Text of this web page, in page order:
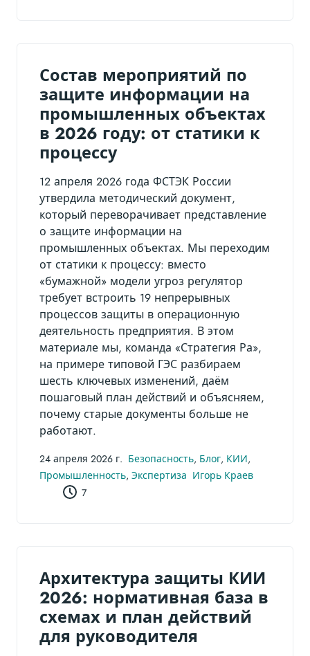
Состав мероприятий по
защите информации на
промышленных объектах
в 2026 году: от статики к
процессу
12 апреля 2026 года ФСТЭК России
утвердила методический документ,
который переворачивает представление
о защите информации на
промышленных объектах. Мы переходим
от статики к процессу: вместо
«бумажной» модели угроз регулятор
требует встроить 19 непрерывных
процессов защиты в операционную
деятельность предприятия. В этом
материале мы, команда «Стратегия Ра»,
на примере типовой ГЭС разбираем
шесть ключевых изменений, даём
пошаговый план действий и объясняем,
почему старые документы больше не
работают.
24 апреля 2026 г. Безопасность, Блог, КИИ,
Промышленность, Экспертиза Игорь Краев
7
Архитектура защиты КИИ
2026: нормативная база в
схемах и план действий
для руководителя